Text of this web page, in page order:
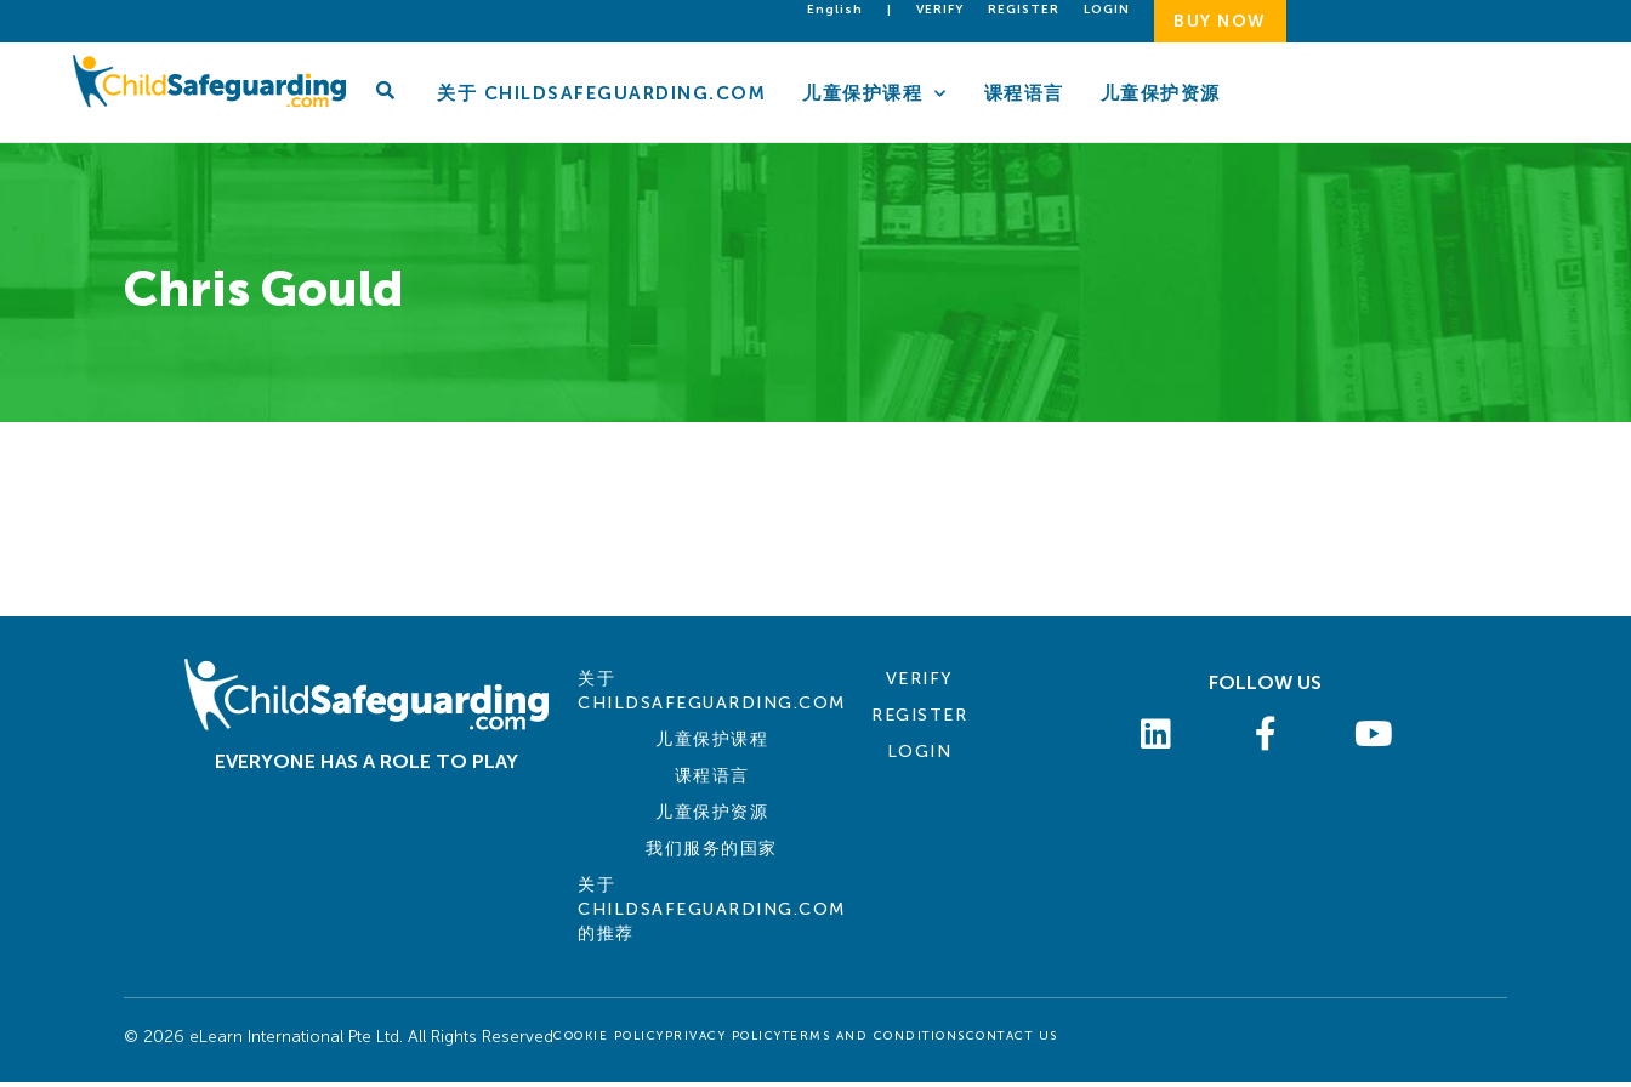
English | VERIFY REGISTER LOGIN
BUY NOW
关于 CHILDSAFEGUARDING.COM 儿童保护课程 课程语言 儿童保护资源
Chris Gould
EVERYONE HAS A ROLE TO PLAY
关于
CHILDSAFEGUARDING.COM
儿童保护课程
课程语言
儿童保护资源
我们服务的国家
关于
CHILDSAFEGUARDING.COM
的推荐
VERIFY
REGISTER
LOGIN
FOLLOW US
© 2026 eLearn International Pte Ltd. All Rights ReservedCOOKIE POLICYPRIVACY POLICYTERMS AND CONDITIONSCONTACT US